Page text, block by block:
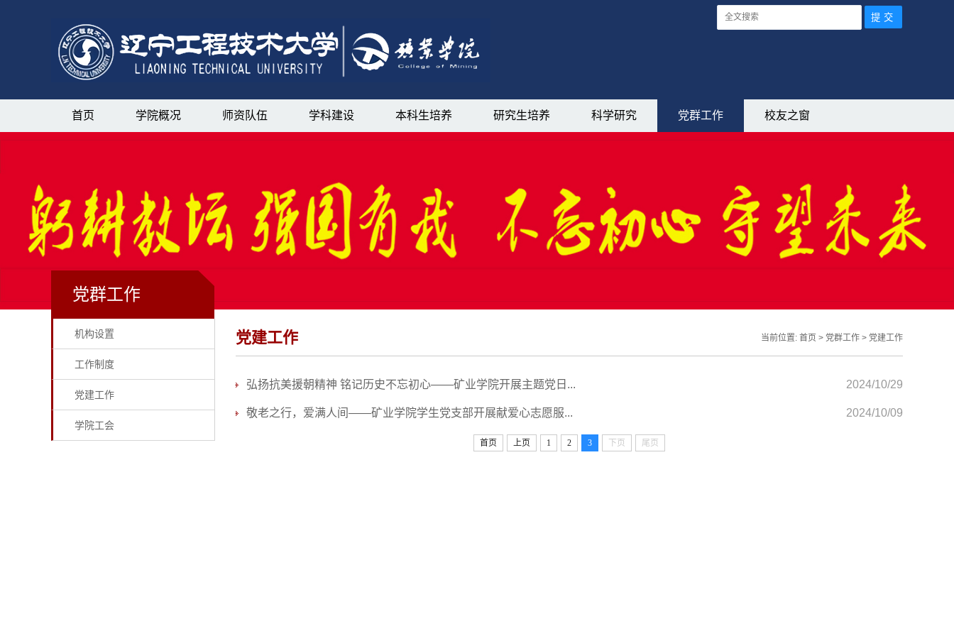
首页 学院概况 师资队伍 学科建设 本科生培养 研究生培养 科学研究 党群工作 校友之窗
党群工作
机构设置
工作制度
党建工作
学院工会
党建工作 当前位置: 首页 > 党群工作 > 党建工作
2024/10/29
弘扬抗美援朝精神 铭记历史不忘初心——矿业学院开展主题党日...
2024/10/09
敬老之行，爱满人间——矿业学院学生党支部开展献爱心志愿服...
首页 上页 1 2 3 下页 尾页